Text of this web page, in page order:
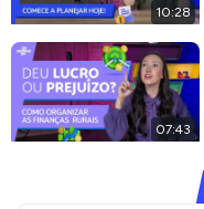
10:28
07:43